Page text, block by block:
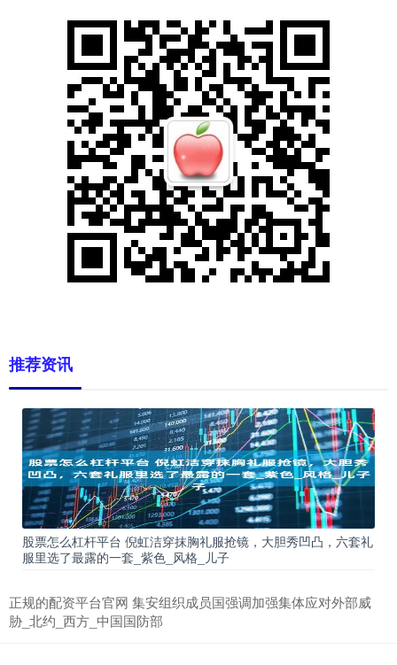
推荐资讯
股票怎么杠杆平台 倪虹洁穿抹胸礼服抢镜，大胆秀凹凸，六套礼
服里选了最露的一套_紫色_风格_儿子
正规的配资平台官网 集安组织成员国强调加强集体应对外部威
胁_北约_西方_中国国防部